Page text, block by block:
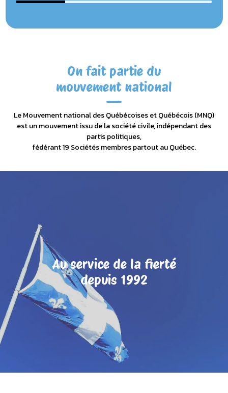
On fait partie du
mouvement national
Le Mouvement national des Québécoises et Québécois (MNQ)
est un mouvement issu de la société civile, indépendant des
partis politiques,
fédérant 19 Sociétés membres partout au Québec.
Au service de la fierté
depuis 1992